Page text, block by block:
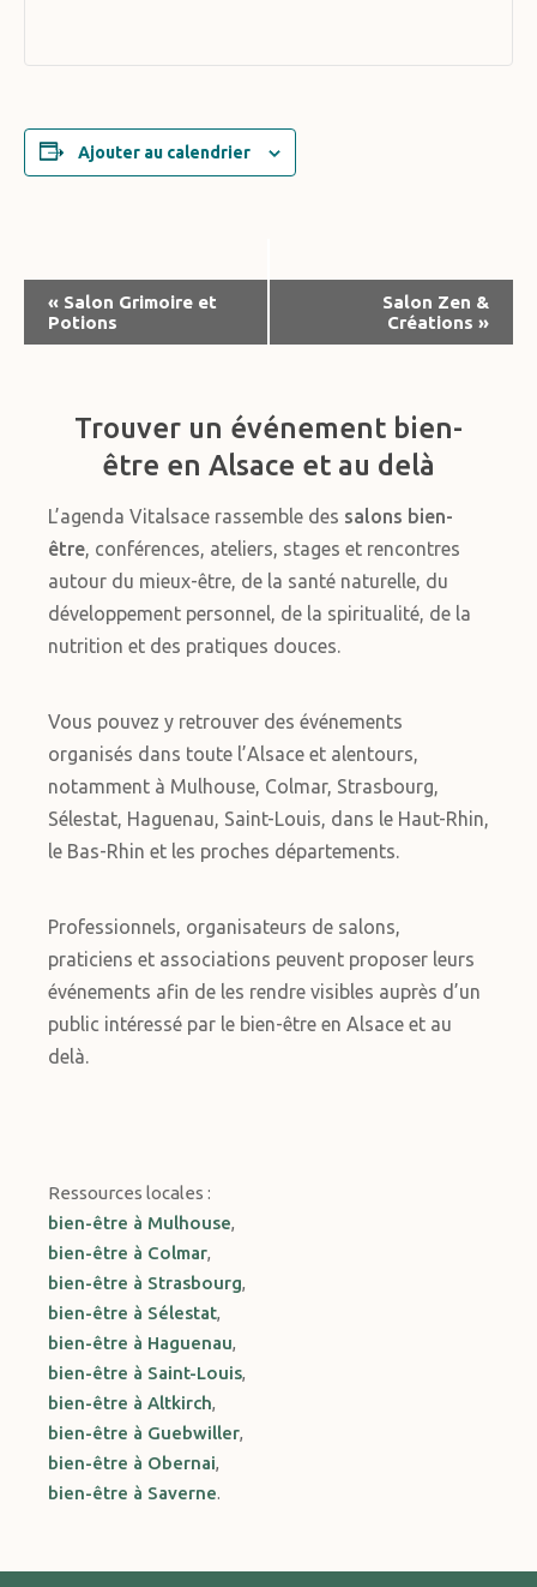
Ajouter au calendrier
Navigation
Évènement
« Salon Grimoire et
Potions
Salon Zen &
Créations »
Trouver un événement bien-
être en Alsace et au delà
L’agenda Vitalsace rassemble des salons bien-
être , conférences, ateliers, stages et rencontres
autour du mieux-être, de la santé naturelle, du
développement personnel, de la spiritualité, de la
nutrition et des pratiques douces.
Vous pouvez y retrouver des événements
organisés dans toute l’Alsace et alentours,
notamment à Mulhouse, Colmar, Strasbourg,
Sélestat, Haguenau, Saint-Louis, dans le Haut-Rhin,
le Bas-Rhin et les proches départements.
Professionnels, organisateurs de salons,
praticiens et associations peuvent proposer leurs
événements afin de les rendre visibles auprès d’un
public intéressé par le bien-être en Alsace et au
delà.
Ressources locales :
bien-être à Mulhouse,
bien-être à Colmar,
bien-être à Strasbourg,
bien-être à Sélestat,
bien-être à Haguenau,
bien-être à Saint-Louis,
bien-être à Altkirch,
bien-être à Guebwiller,
bien-être à Obernai,
bien-être à Saverne.